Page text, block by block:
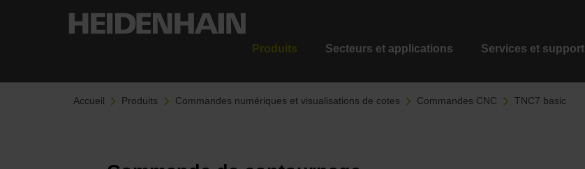
Produits Secteurs et applications Services et support
Accueil Produits Commandes numériques et visualisations de cotes Commandes CNC TNC7 basic